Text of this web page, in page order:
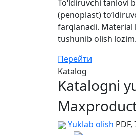
To‘ldiruvchi tanlovi
(penoplast)
farqlanadi. Material
tushunib olish
Перейти
Katalog
Katalogni
Yuklab olish